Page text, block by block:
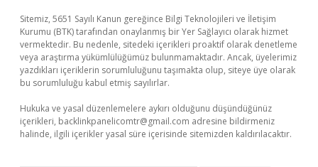
Sitemiz, 5651 Sayılı Kanun gereğince Bilgi Teknolojileri ve İletişim
Kurumu (BTK) tarafından onaylanmış bir Yer Sağlayıcı olarak hizmet
vermektedir. Bu nedenle, sitedeki içerikleri proaktif olarak denetleme
veya araştırma yükümlülüğümüz bulunmamaktadır. Ancak, üyelerimiz
yazdıkları içeriklerin sorumluluğunu taşımakta olup, siteye üye olarak
bu sorumluluğu kabul etmiş sayılırlar.
Hukuka ve yasal düzenlemelere aykırı olduğunu düşündüğünüz
içerikleri, backlinkpanelicomtr@gmail.com adresine bildirmeniz
halinde, ilgili içerikler yasal süre içerisinde sitemizden kaldırılacaktır.